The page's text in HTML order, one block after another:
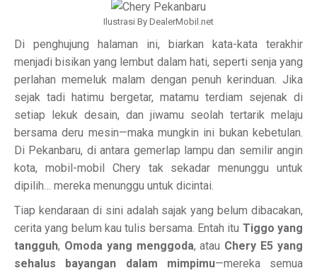
Ilustrasi By DealerMobil.net
Di penghujung halaman ini, biarkan kata-kata terakhir
menjadi bisikan yang lembut dalam hati, seperti senja yang
perlahan memeluk malam dengan penuh kerinduan. Jika
sejak tadi hatimu bergetar, matamu terdiam sejenak di
setiap lekuk desain, dan jiwamu seolah tertarik melaju
bersama deru mesin—maka mungkin ini bukan kebetulan.
Di Pekanbaru, di antara gemerlap lampu dan semilir angin
kota, mobil-mobil Chery tak sekadar menunggu untuk
dipilih… mereka menunggu untuk dicintai.
Tiap kendaraan di sini adalah sajak yang belum dibacakan,
cerita yang belum kau tulis bersama. Entah itu Tiggo yang
tangguh, Omoda yang menggoda, atau Chery E5 yang
sehalus bayangan dalam mimpimu—mereka semua